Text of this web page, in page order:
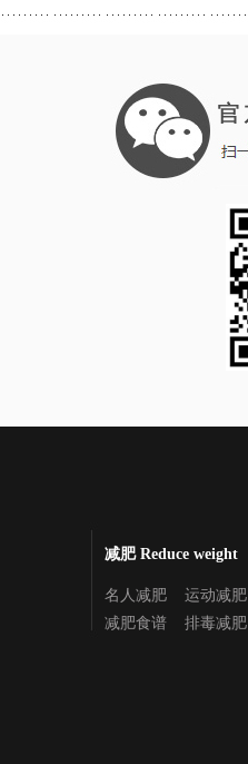
减肥 Reduce weight
名人减肥
运动减肥
减肥食谱
排毒减肥